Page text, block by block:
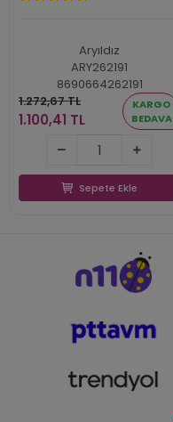
Aryıldız
ARY262191
8690664262191
1.272,67 TL
1.100,41 TL
KARGO
BEDAVA
1.100,41 TL
Sepete Ekle